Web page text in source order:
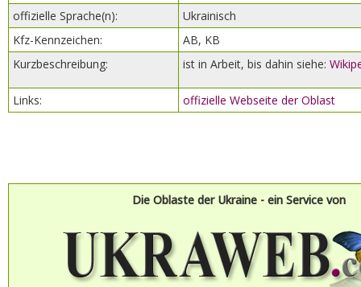
offizielle Sprache(n):
Ukrainisch
Kfz-Kennzeichen:
AB, KB
Kurzbeschreibung:
ist in Arbeit, bis dahin siehe:
Links: offizielle Webseite der Oblast
Die Oblaste der Ukraine - ein Service von